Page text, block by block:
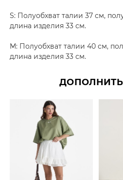
S: Полуобхват талии 37 см,
длина изделия 33 см.
M: Полуобхват талии 40 см,
длина изделия 33 см.